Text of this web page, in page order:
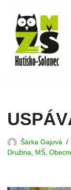
Přeskočit
na
obsah
Šárka Gajová
Družina
MŠ